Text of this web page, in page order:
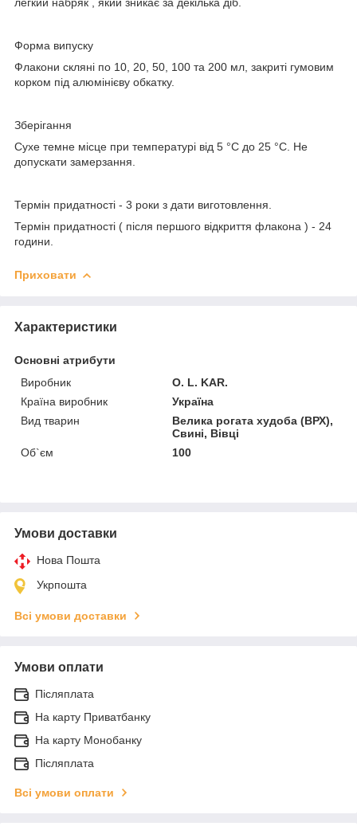
Форма випуску
Флакони скляні по 10, 20, 50, 100 та 200 мл, закриті гумовим
корком під алюмінієву обкатку.
Зберігання
Сухе темне місце при температурі від 5 °С до 25 °С. Не
допускати замерзання.
Термін придатності - 3 роки з дати виготовлення
Термін придатності ( після першого відкриття флакона ) - 24
години.
Приховати
Характеристики
Основні атрибути
Виробник
O. L. KAR.
Країна виробник
Україна
Вид тварин
Велика рогата худоба (ВРХ),
Свині, Вівці
Об`єм
100
Умови доставки
Нова Пошта
Укрпошта
Всі умови доставки
Умови оплати
Післяплата
На карту Приватбанку
На карту Монобанку
Післяплата
Всі умови оплати